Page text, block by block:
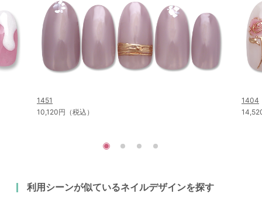
1451
10,120円（税込）
1404
利用シーンが似ているネイルデザインを探す